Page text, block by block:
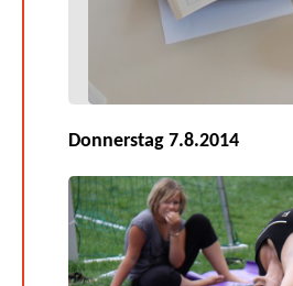
Donnerstag 7.8.2014